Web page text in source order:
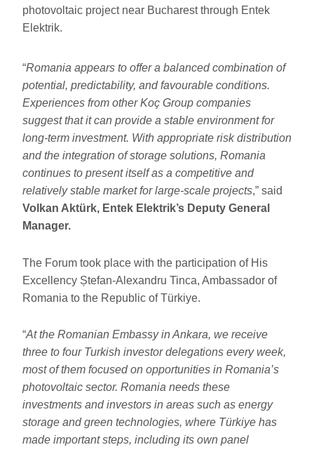
photovoltaic project near Bucharest through Entek
Elektrik.
“Romania appears to offer a balanced combination of
potential, predictability, and favourable conditions.
Experiences from other Koç Group companies
suggest that it can provide a stable environment for
long-term investment. With appropriate risk distribution
and the integration of storage solutions, Romania
continues to present itself as a competitive and
relatively stable market for large-scale projects,” said
Volkan Aktürk, Entek Elektrik’s Deputy General
Manager.
The Forum took place with the participation of His
Excellency Ștefan-Alexandru Tinca, Ambassador of
Romania to the Republic of Türkiye.
“At the Romanian Embassy in Ankara, we receive
three to four Turkish investor delegations every week,
most of them focused on opportunities in Romania’s
photovoltaic sector. Romania needs these
investments and investors in areas such as energy
storage and green technologies, where Türkiye has
made important steps, including its own panel